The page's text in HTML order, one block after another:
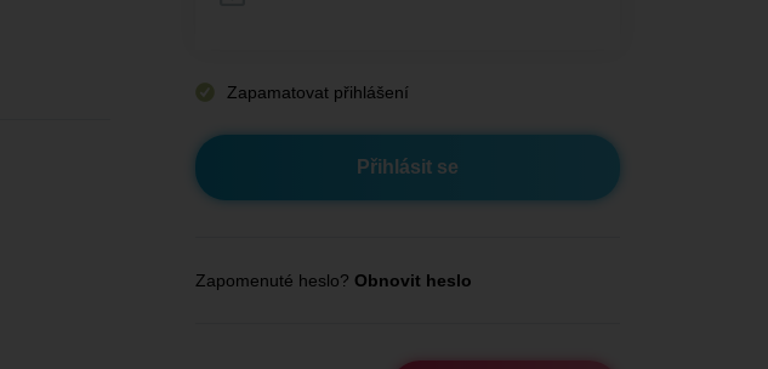
Zapamatovat přihlášení
Zapomenuté heslo? Obnovit heslo